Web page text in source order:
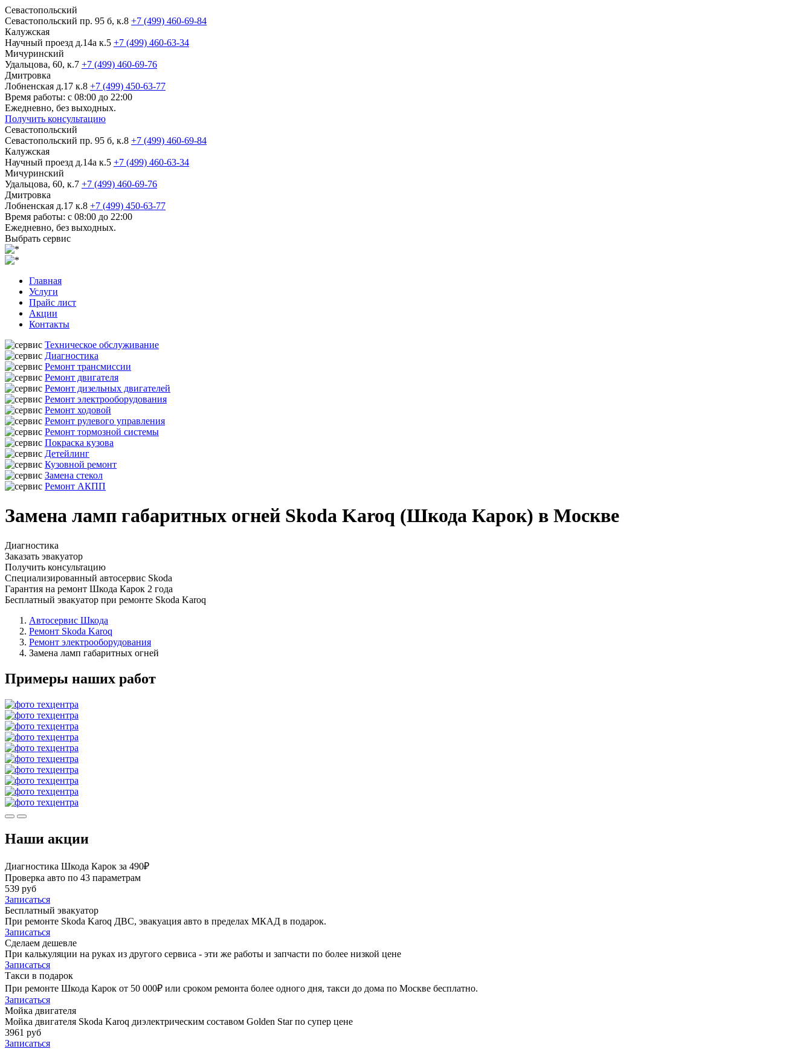
Севастопольский
Севастопольский пр. 95 б, к.8 +7 (499) 460-69-84
Калужская
Научный проезд д.14а к.5 +7 (499) 460-63-34
Мичуринский
Удальцова, 60, к.7 +7 (499) 460-69-76
Дмитровка
Лобненская д.17 к.8 +7 (499) 450-63-77
Время работы: с 08:00 до 22:00
Ежедневно, без выходных.
Получить консультацию
Севастопольский
Севастопольский пр. 95 б, к.8 +7 (499) 460-69-84
Калужская
Научный проезд д.14а к.5 +7 (499) 460-63-34
Мичуринский
Удальцова, 60, к.7 +7 (499) 460-69-76
Дмитровка
Лобненская д.17 к.8 +7 (499) 450-63-77
Время работы: с 08:00 до 22:00
Ежедневно, без выходных.
Выбрать сервис
Главная
Услуги
Прайс лист
Акции
Контакты
Техническое обслуживание
Диагностика
Ремонт трансмиссии
Ремонт двигателя
Ремонт дизельных двигателей
Ремонт электрооборудования
Ремонт ходовой
Ремонт рулевого управления
Ремонт тормозной системы
Покраска кузова
Детейлинг
Кузовной ремонт
Замена стекол
Ремонт АКПП
Замена ламп габаритных огней Skoda Karoq (Шкода Карок) в Москве
Диагностика
Заказать эвакуатор
Получить консультацию
Специализированный автосервис Skoda
Гарантия на ремонт Шкода Карок 2 года
Бесплатный эвакуатор при ремонте Skoda Karoq
Автосервис Шкода
Ремонт Skoda Karoq
Ремонт электрооборудования
Замена ламп габаритных огней
Примеры наших работ
Наши акции
Диагностика Шкода Карок за 490₽
Проверка авто по 43 параметрам
539 руб
Записаться
Бесплатный эвакуатор
При ремонте Skoda Karoq ДВС, эвакуация авто в пределах МКАД в подарок.
Записаться
Сделаем дешевле
При калькуляции на руках из другого сервиса - эти же работы и запчасти по более низкой цене
Записаться
Такси в подарок
При ремонте Шкода Карок от 50 000₽ или сроком ремонта более одного дня, такси до дома по Москве бесплатно.
Записаться
Мойка двигателя
Мойка двигателя Skoda Karoq диэлектрическим составом Golden Star по супер цене
3961 руб
Записаться